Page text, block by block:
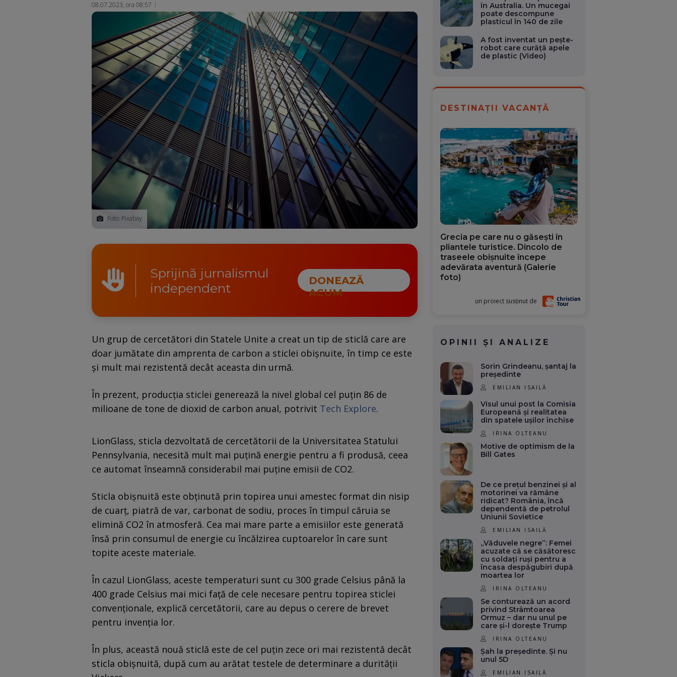
08.07.2023, ora 08:57
Foto: Pixabay
Sprijină jurnalismul
independent
DONEAZĂ
ACUM
Un grup de cercetători din Statele Unite a creat un tip de sticlă care are
doar jumătate din amprenta de carbon a sticlei obișnuite, în timp ce este
și mult mai rezistentă decât aceasta din urmă.
În prezent, producția sticlei generează la nivel global cel puțin 86 de
milioane de tone de dioxid de carbon anual, potrivit Tech Explore.
LionGlass, sticla dezvoltată de cercetătorii de la Universitatea Statului
Pennsylvania, necesită mult mai puțină energie pentru a fi produsă, ceea
ce automat înseamnă considerabil mai puține emisii de CO2.
Sticla obișnuită este obținută prin topirea unui amestec format din nisip
de cuarț, piatră de var, carbonat de sodiu, proces în timpul căruia se
elimină CO2 în atmosferă. Cea mai mare parte a emisiilor este generată
însă prin consumul de energie cu încălzirea cuptoarelor în care sunt
topite aceste materiale.
În cazul LionGlass, aceste temperaturi sunt cu 300 grade Celsius până la
400 grade Celsius mai mici față de cele necesare pentru topirea sticlei
convenționale, explică cercetătorii, care au depus o cerere de brevet
pentru invenția lor.
În plus, această nouă sticlă este de cel puțin zece ori mai rezistentă decât
sticla obișnuită, după cum au arătat testele de determinare a durității
în Australia. Un mucegai
poate descompune
plasticul în 140 de zile
A fost inventat un peşte-
robot care curăţă apele
de plastic (Video)
DESTINAȚII VACANȚĂ
Grecia pe care nu o găsești în
pliantele turistice. Dincolo de
traseele obișnuite începe
adevărata aventură (Galerie
foto)
un proiect susținut de
OPINII ȘI ANALIZE
Sorin Grindeanu, șantaj la
președinte
EMILIAN ISAILĂ
Visul unui post la Comisia
Europeană și realitatea
din spatele ușilor închise
IRINA OLTEANU
Motive de optimism de la
Bill Gates
De ce prețul benzinei și al
motorinei va rămâne
ridicat? România, încă
dependentă de petrolul
Uniunii Sovietice
EMILIAN ISAILĂ
„Văduvele negre”: Femei
acuzate că se căsătoresc
cu soldați ruși pentru a
încasa despăgubiri după
moartea lor
IRINA OLTEANU
Se conturează un acord
privind Strâmtoarea
Ormuz – dar nu unul pe
care și-l dorește Trump
IRINA OLTEANU
Șah la președinte. Și nu
unul 5D
EMILIAN ISAILĂ